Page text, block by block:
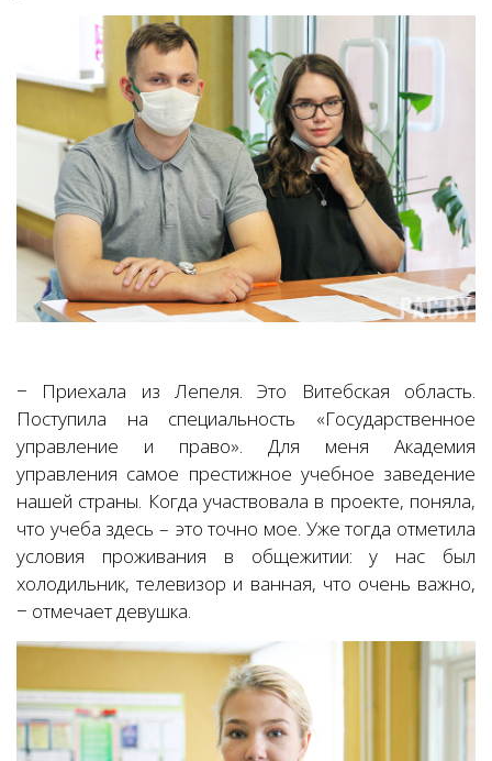
− Приехала из Лепеля. Это Витебская область.
Поступила на специальность «Государственное
управление и право». Для меня Академия
управления самое престижное учебное заведение
нашей страны. Когда участвовала в проекте, поняла,
что учеба здесь – это точно мое. Уже тогда отметила
условия проживания в общежитии: у нас был
холодильник, телевизор и ванная, что очень важно,
− отмечает девушка.